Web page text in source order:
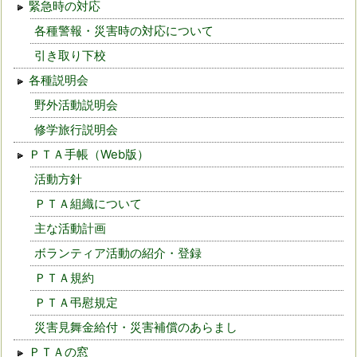
緊急時の対応
各種警報・災害時の対応について
引き取り下校
各種説明会
野外活動説明会
修学旅行説明会
ＰＴＡ手帳（Web版）
活動方針
ＰＴＡ組織について
主な活動計画
ボランティア活動の紹介・登録
ＰＴＡ規約
ＰＴＡ弔慰規定
災害見舞金給付・災害補償のあらまし
ＰＴＡの窓